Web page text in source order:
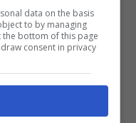
nell’immediato
Street
data on the basis
to by managing
bottom of this page
consent in privacy